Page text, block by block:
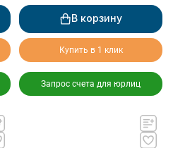
В корзину
Купить в 1 клик
Запрос счета для юрлиц